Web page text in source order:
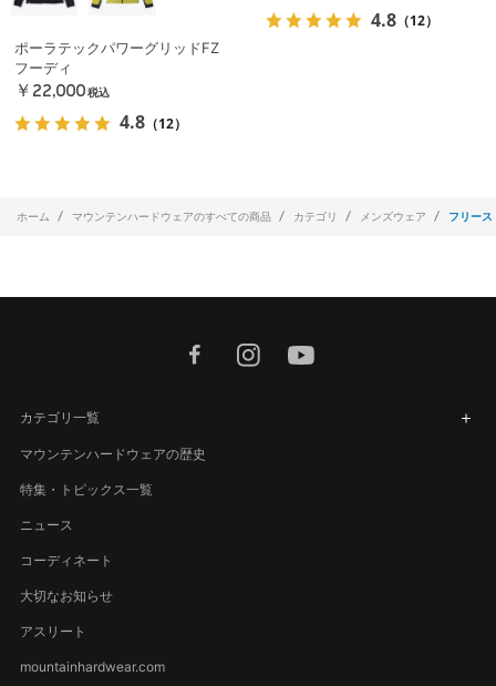
ポーラテックパワーグリッドFZ
フーディ
￥22,000 税込
4.8 （12）
4.8 （12）
ホーム マウンテンハードウェアのすべての商品 カテゴリ メンズウェア フリース
facebookinstagram
カテゴリ一覧
マウンテンハードウェアの歴史
特集・トピックス一覧
ニュース
コーディネート
大切なお知らせ
アスリート
mountainhardwear.com